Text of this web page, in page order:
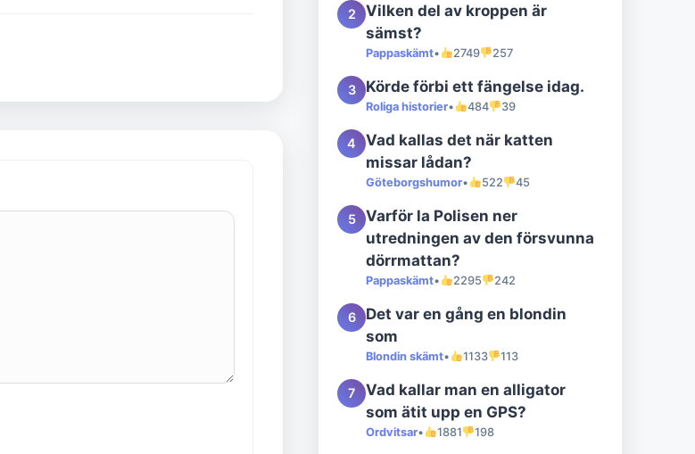
2
Vilken del av kroppen är
sämst?
Pappaskämt• 2749 257
3 Körde förbi ett fängelse idag.
Roliga historier• 484 39
4
Vad kallas det när katten
missar lådan?
Göteborgshumor• 522 45
5
Varför la Polisen ner
utredningen av den försvunna
dörrmattan?
Pappaskämt• 2295 242
6
Det var en gång en blondin
som
Blondin skämt• 1133 113
7
Vad kallar man en alligator
som ätit upp en GPS?
Ordvitsar• 1881 198